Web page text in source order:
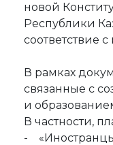
новой
Республики
соответствие с
В рамках
связанные с
и
В частности,
-